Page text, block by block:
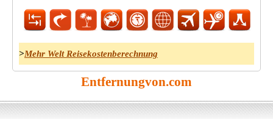
>Mehr Welt Reisekostenberechnung
Entfernungvon.com